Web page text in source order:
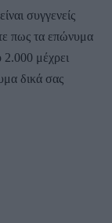
συγγενείς
πως τα επώνυμα
2.000 μέχρει
δικά σας